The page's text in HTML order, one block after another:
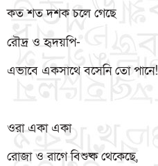
কত শত দশক চলে গেছে
রৌদ্র ও হৃদয়পি-
এভাবে একসাথে বসেনি তো পানে!
ওরা একা একা
রোজা ও রাগে বিশুষ্ক থেকেছে,